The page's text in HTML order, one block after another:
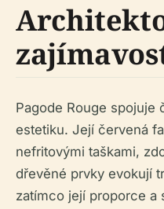
Pagode Rouge spojuje
estetiku. Její červená
nefritovými taškami,
dřevěné prvky evokují
zatímco její proporce a